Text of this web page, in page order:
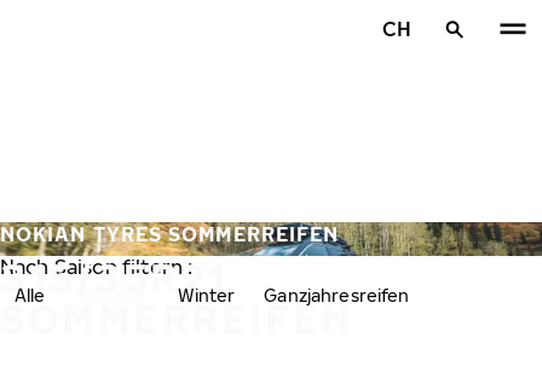
CH
315/35R21
SOMMERREIFEN
NOKIAN TYRES SOMMERREIFEN
Nach Saison filtern :
Alle Winter Ganzjahresreifen